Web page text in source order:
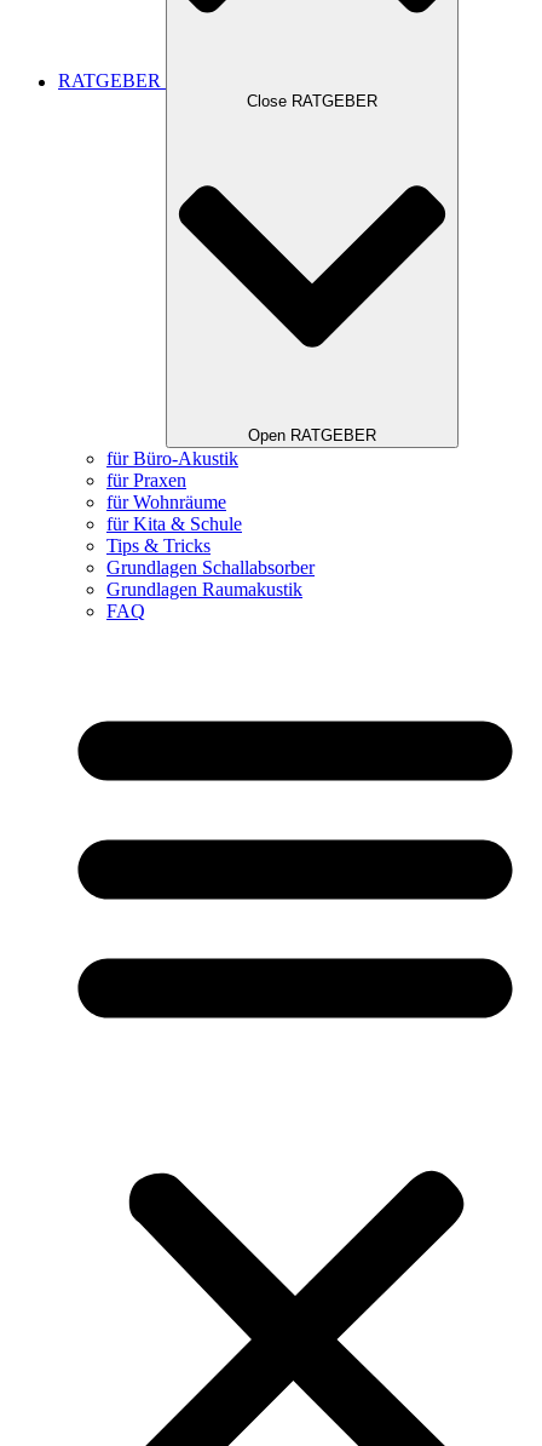
RATGEBER
Close RATGEBER
Open RATGEBER
für Büro-Akustik
für Praxen
für Wohnräume
für Kita & Schule
Tips & Tricks
Grundlagen Schallabsorber
Grundlagen Raumakustik
FAQ